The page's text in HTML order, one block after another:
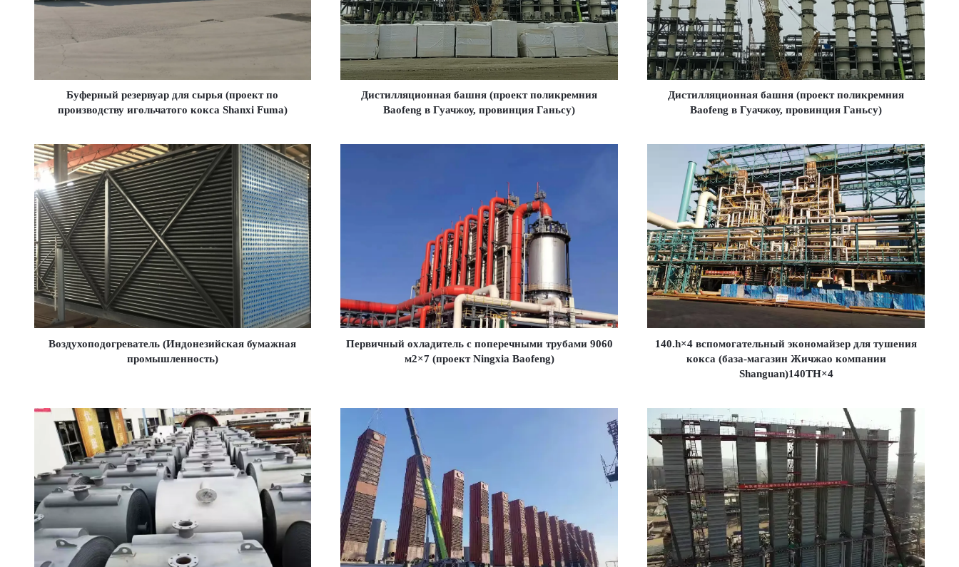
Буферный резервуар для сырья (проект по
производству игольчатого кокса Shanxi Fuma)
Дистилляционная башня (проект поликремния
Baofeng в Гуачжоу, провинция Ганьсу)
Дистилляционная башня (проект поликремния
Baofeng в Гуачжоу, провинция Ганьсу)
Воздухоподогреватель (Индонезийская бумажная
промышленность)
Первичный охладитель с поперечными трубами 9060
м2×7 (проект Ningxia Baofeng)
140.h×4 вспомогательный экономайзер для тушения
кокса (база-магазин Жичжао компании
Shanguan)140TH×4